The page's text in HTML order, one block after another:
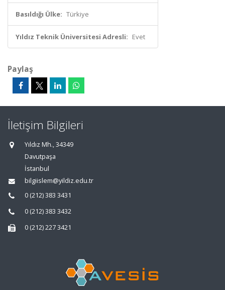
Basıldığı Ülke: Türkiye
Yıldız Teknik Üniversitesi Adresli: Evet
Paylaş
İletişim Bilgileri
Yıldız Mh., 34349
Davutpaşa
İstanbul
bilgiislem@yildiz.edu.tr
0 (212) 383 3431
0 (212) 383 3432
0 (212) 227 3421